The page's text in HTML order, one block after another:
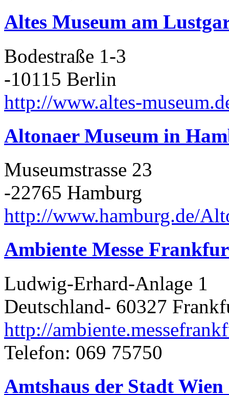
Altes Museum am
Bodestraße 1-3
-10115 Berlin
http://www.altes-
Altonaer Museum in
Museumstrasse 23
-22765 Hamburg
http://www.hamburg.de/
Ambiente Messe
Ludwig-Erhard-Anlage 1
Deutschland- 60327
http://
Telefon: 069 75750
Amtshaus der Stadt